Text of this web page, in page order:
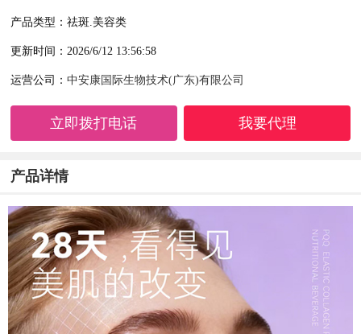
产品类型：祛斑.美容类
更新时间：2026/6/12 13:56:58
运营公司：中安康国际生物技术(广东)有限公司
立即拨打电话 我要代理
产品详情